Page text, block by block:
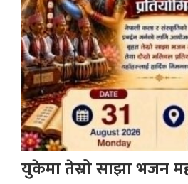
युकेमा तेस्रो साझा भजन